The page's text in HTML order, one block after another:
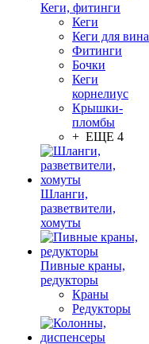
Кеги, фитинги
Кеги
Кеги для вина
Фитинги
Бочки
Кеги
корнелиус
Крышки-
пломбы
+ ЕЩЕ 4
Шланги,
разветвители,
хомуты
Пивные краны,
редукторы
Краны
Редукторы